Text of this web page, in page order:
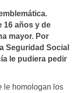
16 años y de
mayor. Por
Seguridad Social
le pudiera pedir
le homologan los